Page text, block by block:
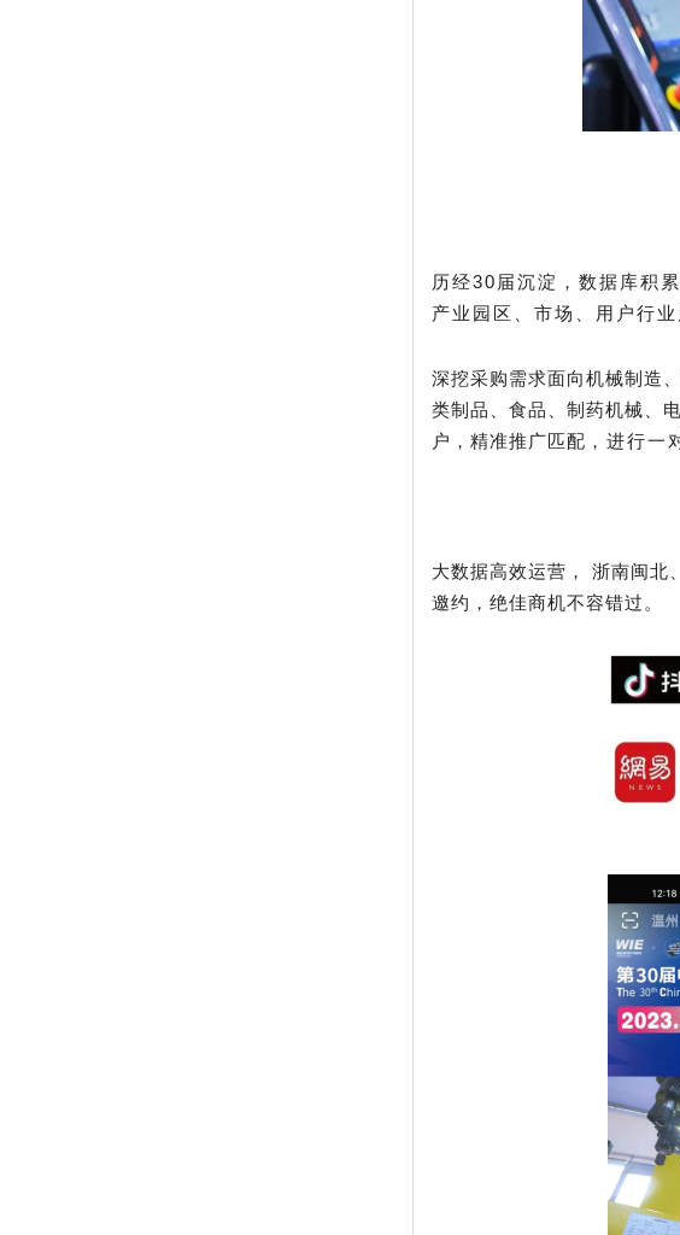
历经30届沉淀，数据库积
产业园区、市场、用户行业
深挖采购需求面向机械制造
类制品、食品、制药机械、
户， 精准推广匹配 ，进行一
大数据高效运营，
浙南闽北
邀约，绝佳商机不容错过。